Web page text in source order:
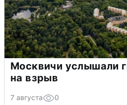
Москвичи услышали
на взрыв
7 августа 0